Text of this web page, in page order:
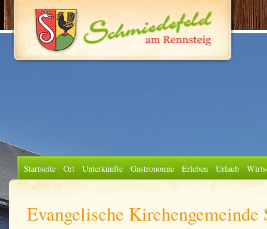
Startseite Ort Unterkünfte Gastronomie Erleben Urlaub
Evangelische Kirchengemeinde